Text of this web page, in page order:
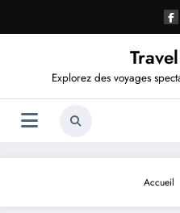
contenu
Explorez des voyages
Accueil